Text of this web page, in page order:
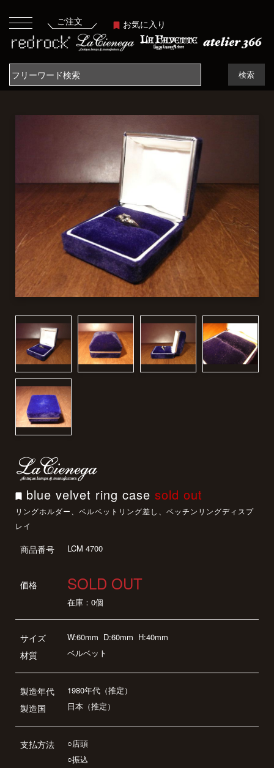
ご注文 お気に入り
検索
blue velvet ring casesold out
リングホルダー、ベルベットリング差し、ベッチンリングディスプ
レイ
商品番号 LCM 4700
価格 SOLD OUT
在庫：0個
サイズ
材質
W:60mm D:60mm H:40mm
ベルベット
製造年代
製造国
1980年代（推定）
日本（推定）
支払方法
○店頭
○振込